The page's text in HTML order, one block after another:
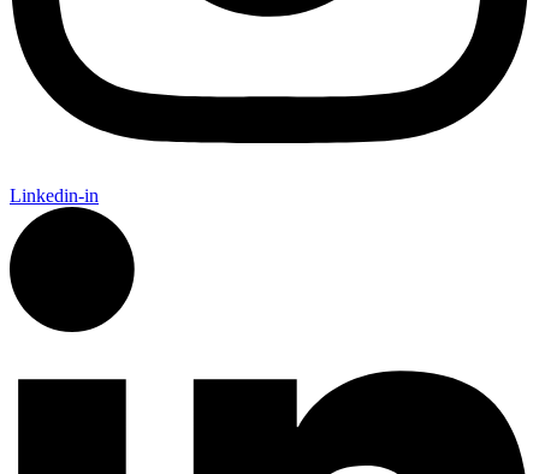
Linkedin-in